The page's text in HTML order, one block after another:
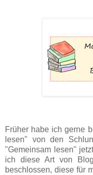
Früher habe ich gerne
lesen" von den
"Gemeinsam lesen"
ich diese Art von
beschlossen, diese für